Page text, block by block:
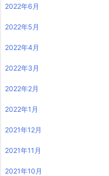
2022年6月
2022年5月
2022年4月
2022年3月
2022年2月
2022年1月
2021年12月
2021年11月
2021年10月